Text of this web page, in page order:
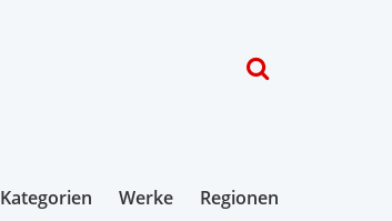
Kategorien Werke Regionen